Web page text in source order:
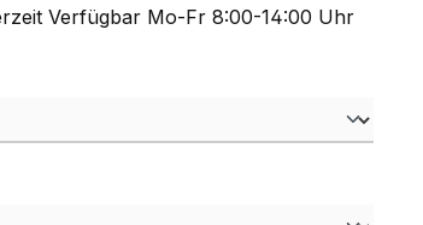
Verfügbar Mo-Fr 8:00-14:00 Uhr